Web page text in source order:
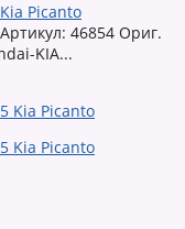
Picanto
46854 Ориг.
KIA...